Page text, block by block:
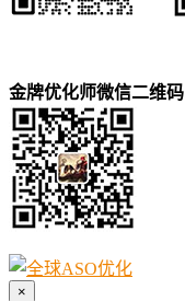
金牌优化师微信二维码
×